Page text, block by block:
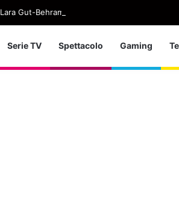
Lara Gut-Behrami si ritira: So che è arrivato il
Serie TV Spettacolo Gaming